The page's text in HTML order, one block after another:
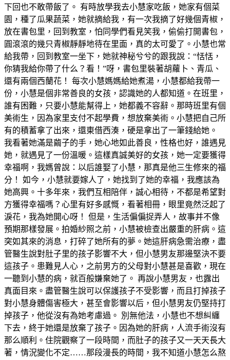
下回也不敢帶飯了。 有時放學我去小慧家吃飯，她家有個菜
園，種了瓜果蔬菜，她就摘給我，有一次我摘了好幾個青椒，
放在書包里，回到教室，怕同學們看見笑我，偷偷打開書包，
圓滾滾的幾只青椒靜靜地待在里面，真的太可愛了。小慧也常
給我帶，回到教室一坐下，她就神秘兮兮的跟我說：“恬恬，
你猜我給你帶了什么？看！”呀，書包里裝著胡蘿卜、青瓜、
還有兩個西蘭花！ 每次小慧媽媽給她煮湯，小慧都給我帶一
份，小慧是個非常善良的女孩，認識她的人都知道。在班里，
誰有困難，只要小慧能幫得上，她都義不容辭。那時班里有個
美術生，因為家里支付不起學費，想放棄美術。小慧把自己所
有的積蓄拿了出來，還東借西湊，硬是拿出了一筆錢給她。
我看著她滿是繭子的手，她心地如此善良，性格也好，誰遇見
她，就遇見了一份溫暖。這樣真誠美好的女孩，她一定要獲得
幸福啊，我媽曾說：以后誰娶了小慧，那真是他三生修來的福
分！ 如今，小慧就要嫁人了，她找到了她的幸福，我應該為
她高興。十多年來，我們互相陪伴，誠心相待，不都是希望對
方獲得幸福嗎？心里有好多感慨，看著相冊，眼里竟然泛起了
淚花，我為她開心呀！ 但是，生活偏偏捉弄人，故事并不像
預期那樣發展。拍婚紗照之前，小慧被檢查出嚴重的肝病。這
突如其來的消息，打碎了她所有的夢。她這肝病急需治療，盡
管醫生說對肚子里的孩子影響不大，但小慧男友那邊堅決不要
這孩子。患難見人心，之前男方的父母對小慧甚是喜歡，現在
一聽到小慧的病，就百般嫌棄她了。 再說小慧男友，也露出
真面目來。盡管醫生說可以保護孩子不受影響，而且打掉孩子
對小慧身體傷害極大，甚至會影響以后，但小慧男友仍堅持打
掉孩子，他從沒有為她考慮過。 別無他法，小慧也不想糾纏
下去，終于她還是放棄了孩子。因為她的肝病，人流手術沒有
那么順利。住院觀察了一段時間，而肚子的孩子又一天天長大
著，情況變化不定……那段漫長的時間，我不知道小慧怎么熬